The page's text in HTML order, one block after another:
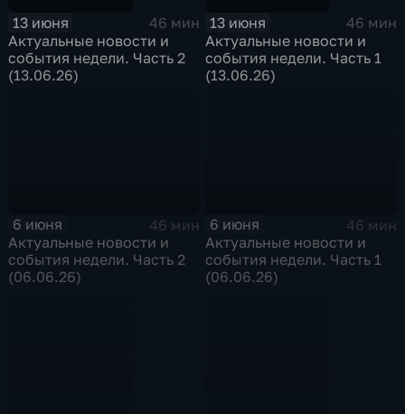
13 июня
46 мин
Актуальные новости и
события недели. Часть 2
(13.06.26)
13 июня
46 мин
Актуальные новости и
события недели. Часть 1
(13.06.26)
6 июня
46 мин
Актуальные новости и
события недели. Часть 2
(06.06.26)
6 июня
46 мин
Актуальные новости и
события недели. Часть 1
(06.06.26)